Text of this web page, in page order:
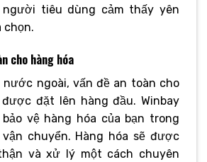
tiêu dùng cảm thấy yên
chọn.
cho hàng hóa
nước ngoài, vấn đề an toàn cho
đặt lên hàng đầu. Winbay
vệ hàng hóa của bạn trong
chuyển. Hàng hóa sẽ được
và xử lý một cách chuyên